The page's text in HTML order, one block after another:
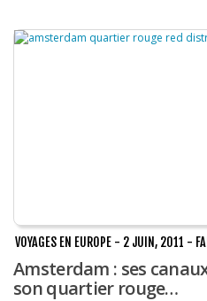
VOYAGES EN EUROPE - 2 JUIN, 2011 -
Amsterdam : ses
son quartier rouge…